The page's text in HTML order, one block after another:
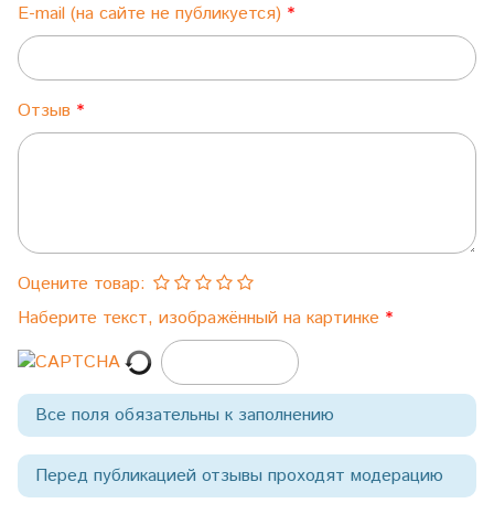
E-mail (на сайте не публикуется)
Отзыв
Оцените товар:
Наберите текст, изображённый на картинке
Все поля обязательны к заполнению
Перед публикацией отзывы проходят модерацию